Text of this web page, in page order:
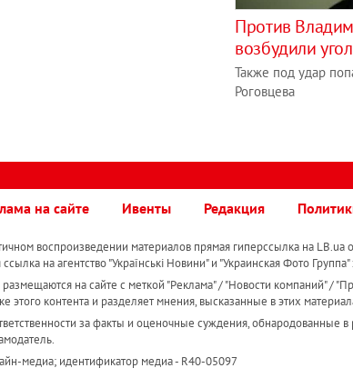
Против
возбудили
Также под удар
Роговцева
на сайте Ивенты Редакция
воспроизведении материалов прямая гиперссылка на
на агентство "Українськi Новини" и "Украинская Фото
на сайте с меткой "Реклама" / "Новости компаний" /
этого контента и разделяет мнения, высказанные в этих
за факты и оценочные суждения, обнародованные
медиа; идентификатор медиа - R40-05097